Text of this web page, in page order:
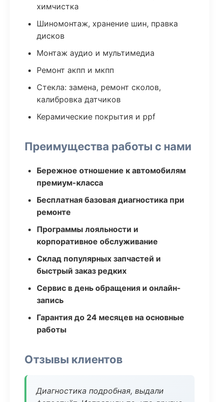
химчистка
Шиномонтаж, хранение шин, правка
дисков
Монтаж аудио и мультимедиа
Ремонт акпп и мкпп
Стекла: замена, ремонт сколов,
калибровка датчиков
Керамические покрытия и ppf
Преимущества работы с нами
Бережное отношение к автомобилям
премиум-класса
Бесплатная базовая диагностика при
ремонте
Программы лояльности и
корпоративное обслуживание
Склад популярных запчастей и
быстрый заказ редких
Сервис в день обращения и онлайн-
запись
Гарантия до 24 месяцев на основные
работы
Отзывы клиентов
Диагностика подробная, выдали